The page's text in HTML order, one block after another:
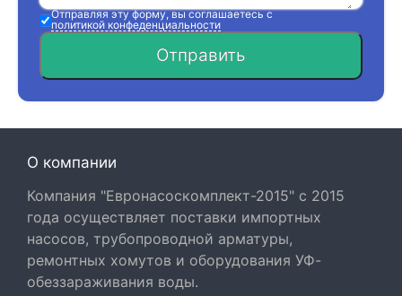
Отправляя эту форму, вы соглашаетесь с
политикой конфеденциальности
Отправить
О компании
Компания "Евронасоскомплект-2015" с 2015
года осуществляет поставки импортных
насосов, трубопроводной арматуры,
ремонтных хомутов и оборудования УФ-
обеззараживания воды.